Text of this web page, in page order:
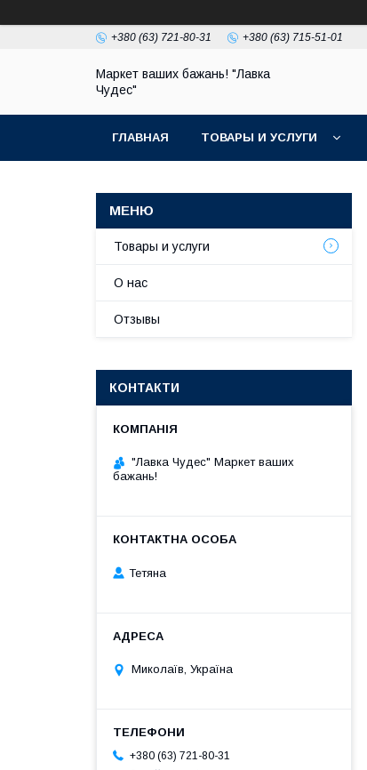
+380 (63) 721-80-31 +380 (63) 715-51-01
Маркет ваших бажань! "Лавка
Чудес"
ГЛАВНАЯ ТОВАРЫ И УСЛУГИ
Товары и услуги
О нас
Отзывы
КОНТАКТИ
"Лавка Чудес" Маркет ваших
бажань!
Тетяна
Миколаїв, Україна
+380 (63) 721-80-31